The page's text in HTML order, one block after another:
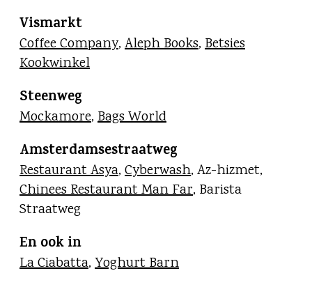
Vismarkt
Coffee Company, Aleph Books, Betsies
Kookwinkel
Steenweg
Mockamore, Bags World
Amsterdamsestraatweg
Restaurant Asya, Cyberwash, Az-hizmet,
Chinees Restaurant Man Far, Barista
Straatweg
En ook in
La Ciabatta, Yoghurt Barn